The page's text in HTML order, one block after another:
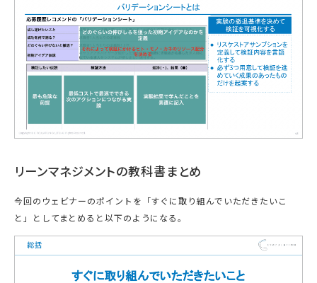
リーンマネジメントの教科書まとめ
今回のウェビナーのポイントを「すぐに取り組んでいただきたいこ
と」としてまとめると以下のようになる。